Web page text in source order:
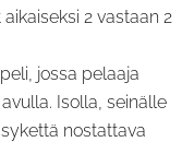
2 vastaan 2
jossa pelaaja
Isolla, seinälle
nostattava